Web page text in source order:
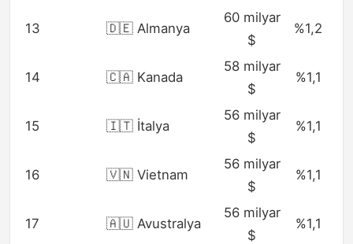
13 🇩🇪 Almanya
60 milyar
$
%1,2
14 🇨🇦 Kanada
58 milyar
$
%1,1
15 🇮🇹 İtalya
56 milyar
$
%1,1
16 🇻🇳 Vietnam
56 milyar
$
%1,1
17 🇦🇺 Avustralya
56 milyar
$
%1,1